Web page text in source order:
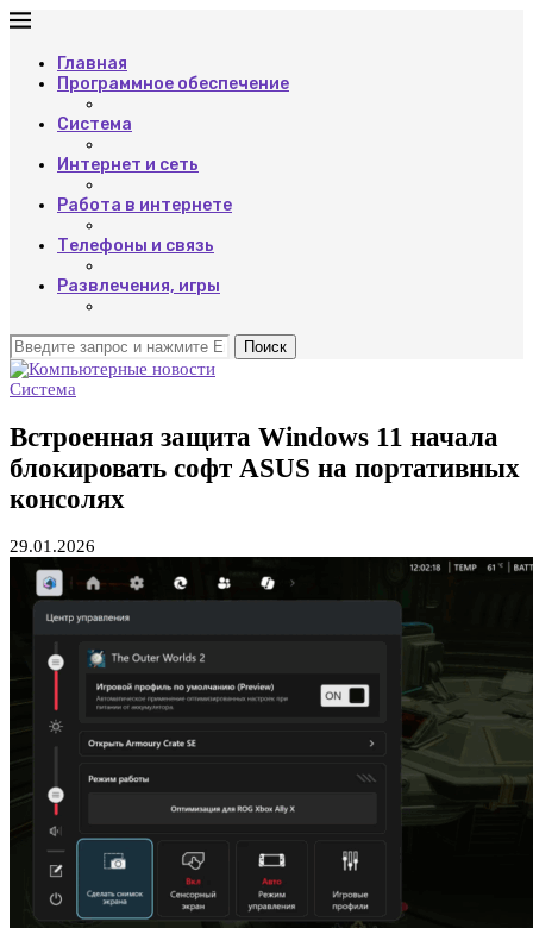
Главная
Программное обеспечение
Система
Интернет и сеть
Работа в интернете
Телефоны и связь
Развлечения, игры
Поиск
Система
Встроенная защита Windows 11 начала
блокировать софт ASUS на портативных
консолях
29.01.2026